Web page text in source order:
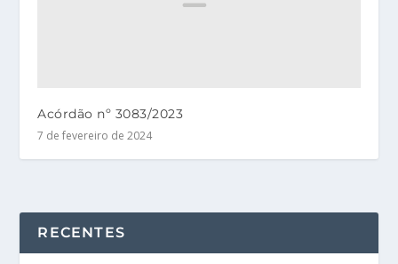
Acórdão nº 3083/2023
7 de fevereiro de 2024
RECENTES